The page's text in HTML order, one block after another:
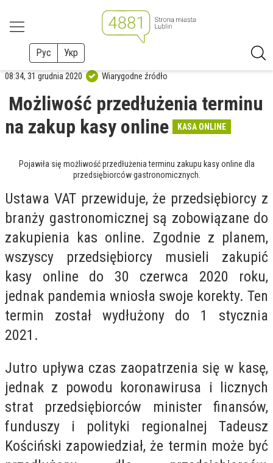
Рус Укр
08:34, 31 grudnia 2020 Wiarygodne źródło
Możliwość przedłużenia terminu
na zakup kasy online
KASA ONLINE
Pojawiła się możliwość przedłużenia terminu zakupu kasy online dla
przedsiębiorców gastronomicznych.
Ustawa VAT przewiduje, że przedsiębiorcy z
branży gastronomicznej są zobowiązane do
zakupienia kas online. Zgodnie z planem,
wszyscy przedsiębiorcy musieli zakupić
kasy online do 30 czerwca 2020 roku,
jednak pandemia wniosła swoje korekty. Ten
termin został wydłużony do 1 stycznia
2021.
Jutro upływa czas zaopatrzenia się w kasę,
jednak z powodu koronawirusa i licznych
strat przedsiębiorców minister finansów,
funduszy i polityki regionalnej Tadeusz
Kościński zapowiedział, że termin może być